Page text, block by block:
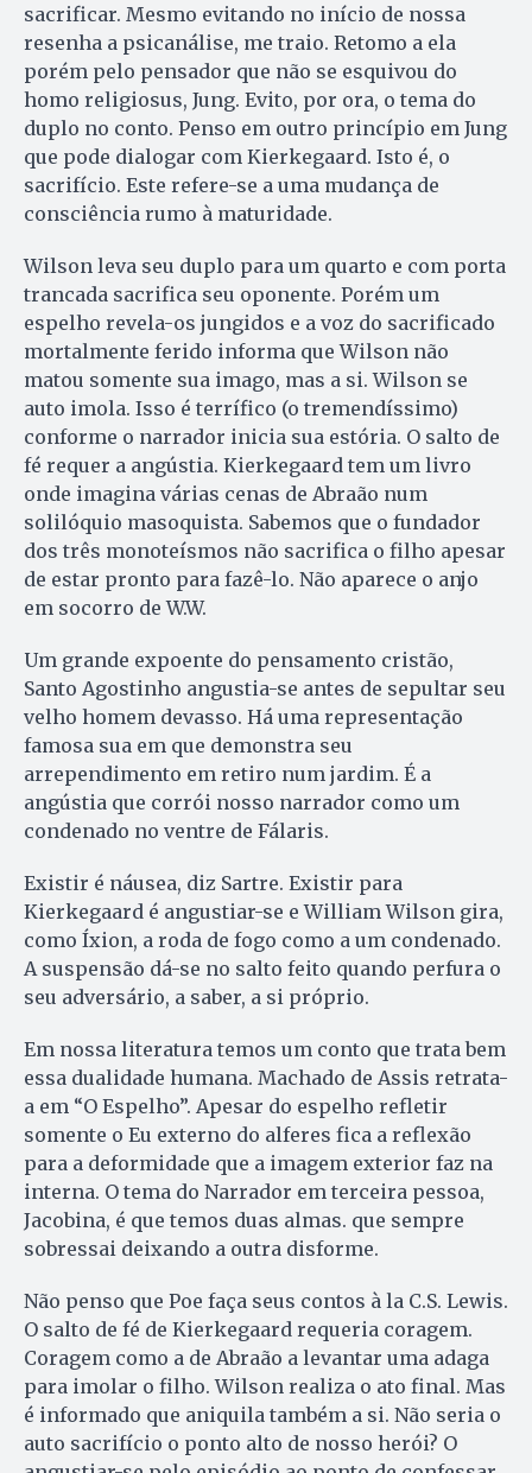
sacrificar. Mesmo evitando no início de nossa
resenha a psicanálise, me traio. Retomo a ela
porém pelo pensador que não se esquivou do
homo religiosus, Jung. Evito, por ora, o tema do
duplo no conto. Penso em outro princípio em Jung
que pode dialogar com Kierkegaard. Isto é, o
sacrifício. Este refere-se a uma mudança de
consciência rumo à maturidade.
Wilson leva seu duplo para um quarto e com porta
trancada sacrifica seu oponente. Porém um
espelho revela-os jungidos e a voz do sacrificado
mortalmente ferido informa que Wilson não
matou somente sua imago, mas a si. Wilson se
auto imola. Isso é terrífico (o tremendíssimo)
conforme o narrador inicia sua estória. O salto de
fé requer a angústia. Kierkegaard tem um livro
onde imagina várias cenas de Abraão num
solilóquio masoquista. Sabemos que o fundador
dos três monoteísmos não sacrifica o filho apesar
de estar pronto para fazê-lo. Não aparece o anjo
em socorro de W.W.
Um grande expoente do pensamento cristão,
Santo Agostinho angustia-se antes de sepultar seu
velho homem devasso. Há uma representação
famosa sua em que demonstra seu
arrependimento em retiro num jardim. É a
angústia que corrói nosso narrador como um
condenado no ventre de Fálaris.
Existir é náusea, diz Sartre. Existir para
Kierkegaard é angustiar-se e William Wilson gira,
como Íxion, a roda de fogo como a um condenado.
A suspensão dá-se no salto feito quando perfura o
seu adversário, a saber, a si próprio.
Em nossa literatura temos um conto que trata bem
essa dualidade humana. Machado de Assis retrata-
a em “O Espelho”. Apesar do espelho refletir
somente o Eu externo do alferes fica a reflexão
para a deformidade que a imagem exterior faz na
interna. O tema do Narrador em terceira pessoa,
Jacobina, é que temos duas almas. que sempre
sobressai deixando a outra disforme.
Não penso que Poe faça seus contos à la C.S. Lewis.
O salto de fé de Kierkegaard requeria coragem.
Coragem como a de Abraão a levantar uma adaga
para imolar o filho. Wilson realiza o ato final. Mas
é informado que aniquila também a si. Não seria o
auto sacrifício o ponto alto de nosso herói? O